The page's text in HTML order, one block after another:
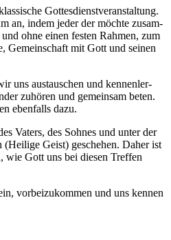
Got­tes­dienst­ver­an­stal­tung.
an, indem jeder der möch­te zusam­
ohne einen fes­ten Rah­men, zum
Gemein­schaft mit Gott und sei­nen
uns aus­tau­schen und ken­nen­ler­
zuhö­ren und gemein­sam beten.
eben­falls dazu.
Vaters, des Soh­nes und unter der
Geist) gesche­hen. Daher ist
wie Gott uns bei die­sen Tref­fen
vor­bei­zu­kom­men und uns ken­nen